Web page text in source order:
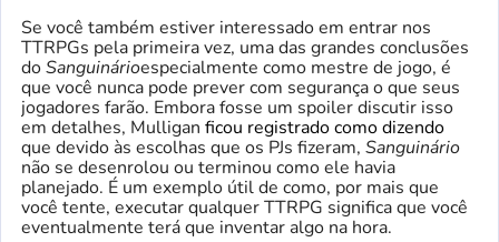
Se você também estiver interessado em entrar nos
TTRPGs pela primeira vez, uma das grandes conclusões
doSanguinárioespecialmente como mestre de jogo, é
que você nunca pode prever com segurança o que seus
jogadores farão. Embora fosse um spoiler discutir isso
em detalhes, Mulligan ficou registrado como dizendo
que devido às escolhas que os PJs fizeram, Sanguinário
não se desenrolou ou terminou como ele havia
planejado. É um exemplo útil de como, por mais que
você tente, executar qualquer TTRPG significa que você
eventualmente terá que inventar algo na hora.